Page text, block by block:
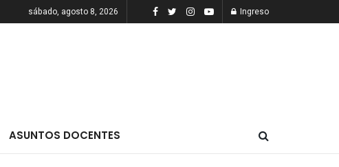
sábado, agosto 8, 2026 Ingreso
ASUNTOS DOCENTES